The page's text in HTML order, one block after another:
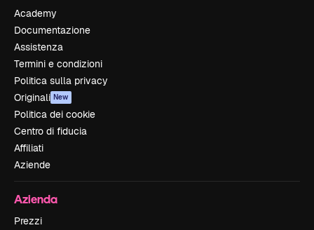
Academy
Documentazione
Assistenza
Termini e condizioni
Politica sulla privacy
Originali New
Politica dei cookie
Centro di fiducia
Affiliati
Aziende
Azienda
Prezzi